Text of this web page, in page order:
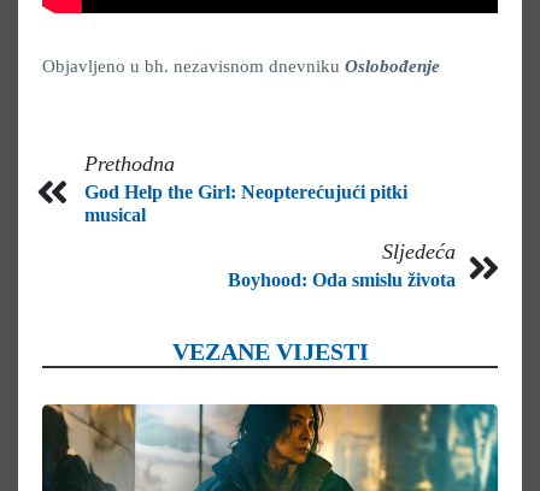
Objavljeno u bh. nezavisnom dnevniku Oslobođenje
Prethodna
God Help the Girl: Neopterećujući pitki
musical
Sljedeća
Boyhood: Oda smislu života
VEZANE VIJESTI